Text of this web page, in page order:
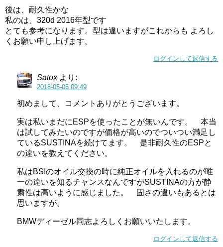
後は、耐久性かな
私のは、320d 2016年型です
とても参考になります。型は違いますがこれからも よろし
くお願い申し上げます。
ログインして返信する
Satox より:
2018-05-05 09:49
初めまして、コメントありがとうございます。
実は私いまだにESPを使ったことが無いんです。 本当
は試してみたいのですが価格が高いのでついつい満足し
ているSUSTINAを続けてます。 是非耐久性のESPと
の違いを教えてください。
私はBSIのオイル交換の時に純正オイルを入れるのが唯
一の違いを知るチャンスなんですがSUSTINAの方が静
粛性は高いように感じました。 固さの違いもあるとは
思いますが。
BMWディーゼル同志よろしくお願いいたします。
ログインして返信する